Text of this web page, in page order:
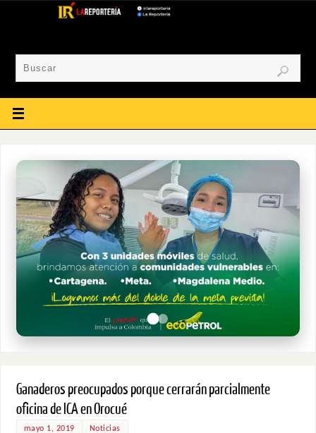
Ganaderos preocupados porque cerrarán parcialmente
oficina de ICA en Orocué
mayo 1, 2019 Noticias